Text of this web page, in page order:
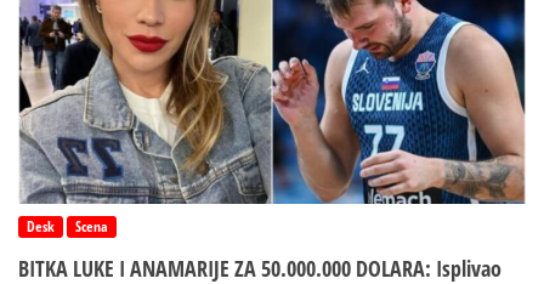
Desk Scena
BITKA LUKE I ANAMARIJE ZA 50.000.000 DOLARA: Isplivao